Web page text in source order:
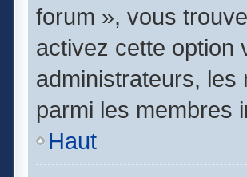
forum », vous
activez cette option
administrateurs, les
parmi les membres
Haut